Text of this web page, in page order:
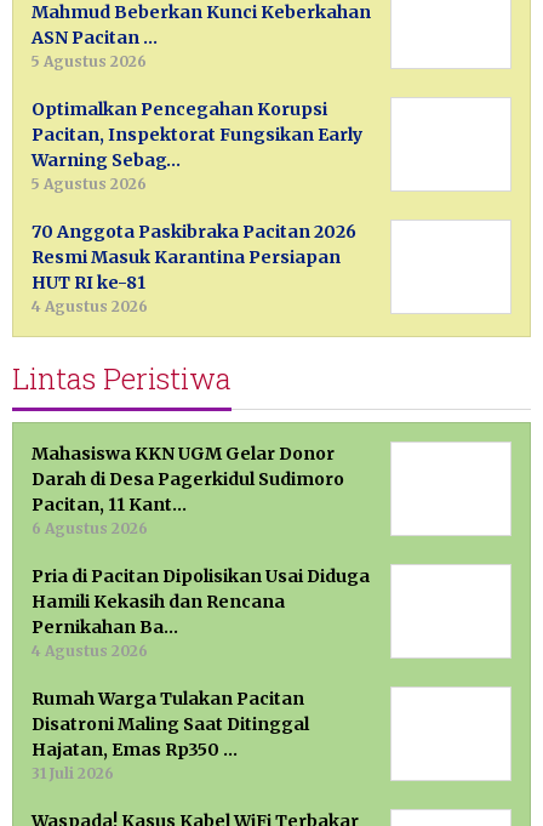
Mahmud Beberkan Kunci Keberkahan
ASN Pacitan …
5 Agustus 2026
Optimalkan Pencegahan Korupsi
Pacitan, Inspektorat Fungsikan Early
Warning Sebag…
5 Agustus 2026
70 Anggota Paskibraka Pacitan 2026
Resmi Masuk Karantina Persiapan
HUT RI ke-81
4 Agustus 2026
Lintas Peristiwa
Mahasiswa KKN UGM Gelar Donor
Darah di Desa Pagerkidul Sudimoro
Pacitan, 11 Kant…
6 Agustus 2026
Pria di Pacitan Dipolisikan Usai Diduga
Hamili Kekasih dan Rencana
Pernikahan Ba…
4 Agustus 2026
Rumah Warga Tulakan Pacitan
Disatroni Maling Saat Ditinggal
Hajatan, Emas Rp350 …
31 Juli 2026
Waspada! Kasus Kabel WiFi Terbakar